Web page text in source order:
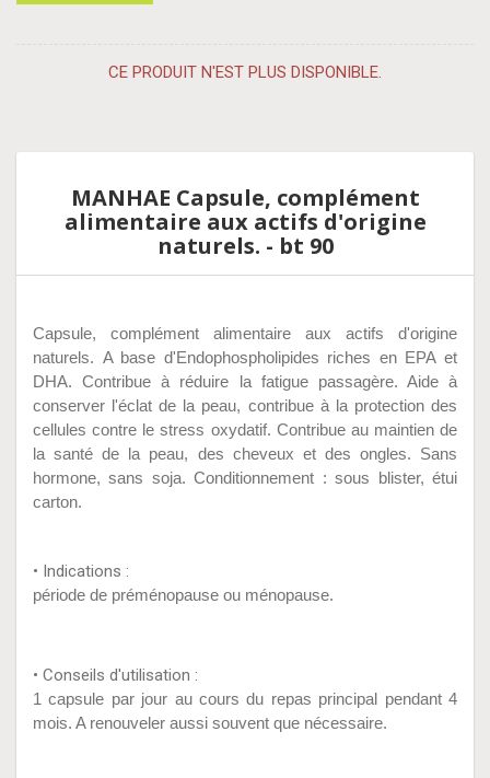
CE PRODUIT N'EST PLUS DISPONIBLE.
MANHAE Capsule, complément
alimentaire aux actifs d'origine
naturels. - bt 90
Capsule, complément alimentaire aux actifs d'origine
naturels. A base d'Endophospholipides riches en EPA et
DHA. Contribue à réduire la fatigue passagère. Aide à
conserver l'éclat de la peau, contribue à la protection des
cellules contre le stress oxydatif. Contribue au maintien de
la santé de la peau, des cheveux et des ongles. Sans
hormone, sans soja. Conditionnement : sous blister, étui
carton.
• Indications :
période de préménopause ou ménopause.
• Conseils d'utilisation :
1 capsule par jour au cours du repas principal pendant 4
mois. A renouveler aussi souvent que nécessaire.